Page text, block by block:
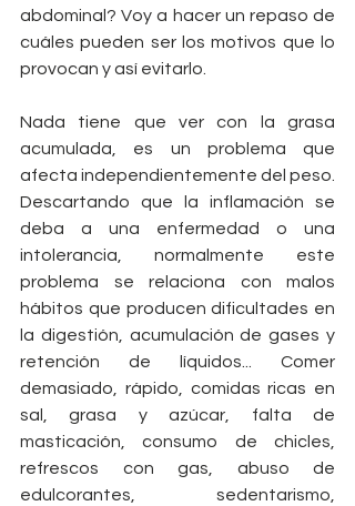
abdominal? Voy a hacer un repaso de
cuáles pueden ser los motivos que lo
provocan y así evitarlo.
Nada tiene que ver con la grasa
acumulada, es un problema que
afecta independientemente del peso.
Descartando que la inflamación se
deba a una enfermedad o una
intolerancia, normalmente este
problema se relaciona con malos
hábitos que producen dificultades en
la digestión, acumulación de gases y
retención de líquidos... Comer
demasiado, rápido, comidas ricas en
sal, grasa y azúcar, falta de
masticación, consumo de chicles,
refrescos con gas, abuso de
edulcorantes, sedentarismo,